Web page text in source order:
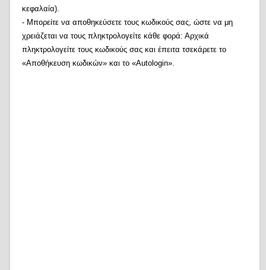
κεφαλαία).
- Μπορείτε να αποθηκεύσετε τους κωδικούς σας, ώστε να μη
χρειάζεται να τους πληκτρολογείτε κάθε φορά: Αρχικά
πληκτρολογείτε τους κωδικούς σας και έπειτα τσεκάρετε το
«Αποθήκευση κωδικών» και το «Autologin».